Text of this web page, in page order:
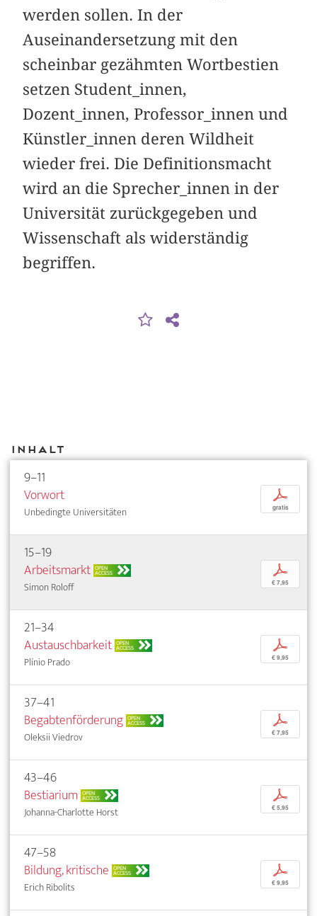
werden sollen. In der
Auseinandersetzung mit den
scheinbar gezähmten Wortbestien
setzen Student_innen,
Dozent_innen, Professor_innen und
Künstler_innen deren Wildheit
wieder frei. Die Definitionsmacht
wird an die Sprecher_innen in der
Universität zurückgegeben und
Wissenschaft als widerständig
begriffen.
Inhalt
9–11
Vorwort
Unbedingte Universitäten
p
gratis
15–19
Arbeitsmarkt OPEN
ACCESS
Simon Roloff
p
€ 7,95
21–34
Austauschbarkeit OPEN
ACCESS
Plínio Prado
p
€ 9,95
37–41
Begabtenförderung OPEN
ACCESS
Oleksii Viedrov
p
€ 7,95
43–46
Bestiarium OPEN
ACCESS
Johanna-Charlotte Horst
p
€ 5,95
47–58
Bildung, kritische OPEN
ACCESS
Erich Ribolits
p
€ 9,95